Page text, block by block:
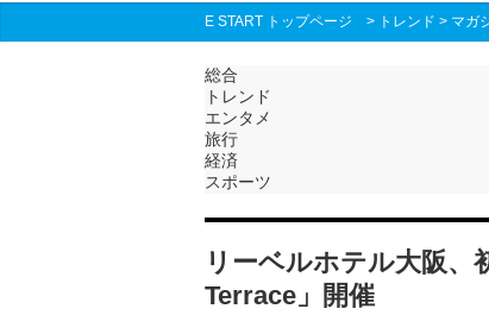
E START トップページ > トレンド > マガ
総合
トレンド
エンタメ
旅行
経済
スポーツ
リーベルホテル大阪
Terrace」開催